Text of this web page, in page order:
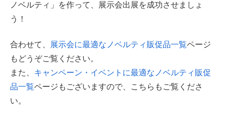
ノベルティ」を作って、展示会出展を成功させましょ
う！
合わせて、 展示会に最適なノベルティ販促品一覧ページ
もどうぞご覧ください。
また、 キャンペーン・イベントに最適なノベルティ販促
品一覧ページもございますので、こちらもご覧くださ
い。